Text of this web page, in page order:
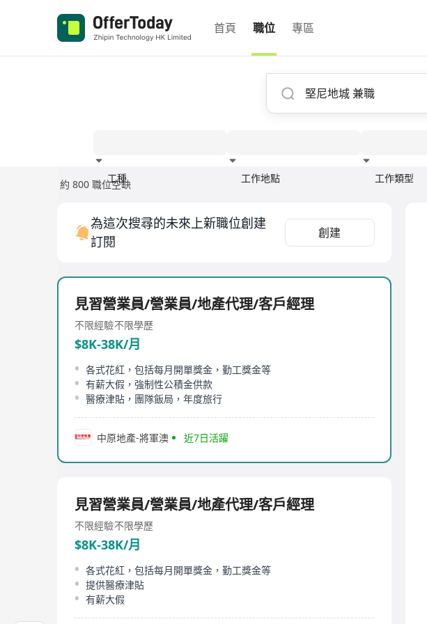
首頁 職位 專區
工種 工作地點 工作類型
約 800 職位空缺
為這次搜尋的未來上新職位創建
訂閱
創建
見習營業員/營業員/地產代理/客戶經理
不限經驗不限學歷
$8K-38K/月
各式花紅，包括每月開單獎金，勤工獎金等
有薪大假，強制性公積金供款
醫療津貼，團隊飯局，年度旅行
中原地產-將軍澳 近7日活躍
見習營業員/營業員/地產代理/客戶經理
不限經驗不限學歷
$8K-38K/月
各式花紅，包括每月開單獎金，勤工獎金等
提供醫療津貼
有薪大假